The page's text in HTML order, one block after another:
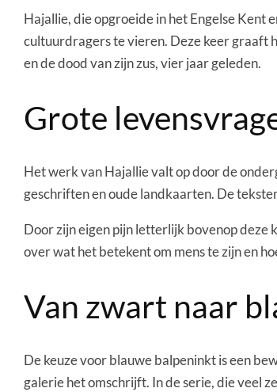
Hajallie, die opgroeide in het Engelse Kent
cultuurdragers te vieren. Deze keer graaft
en de dood van zijn zus, vier jaar geleden.
Grote
Het werk van Hajallie valt op door de
geschriften en oude landkaarten. De
Door zijn eigen pijn letterlijk bovenop deze
over wat het betekent om mens te zijn en
Van zwart naar
De keuze voor blauwe balpeninkt is een
galerie het omschrijft. In de serie, die veel